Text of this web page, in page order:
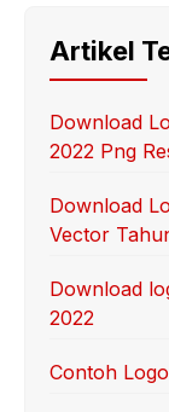
Artikel
Download
2022 Png
Download
Vector
Download
2022
Contoh